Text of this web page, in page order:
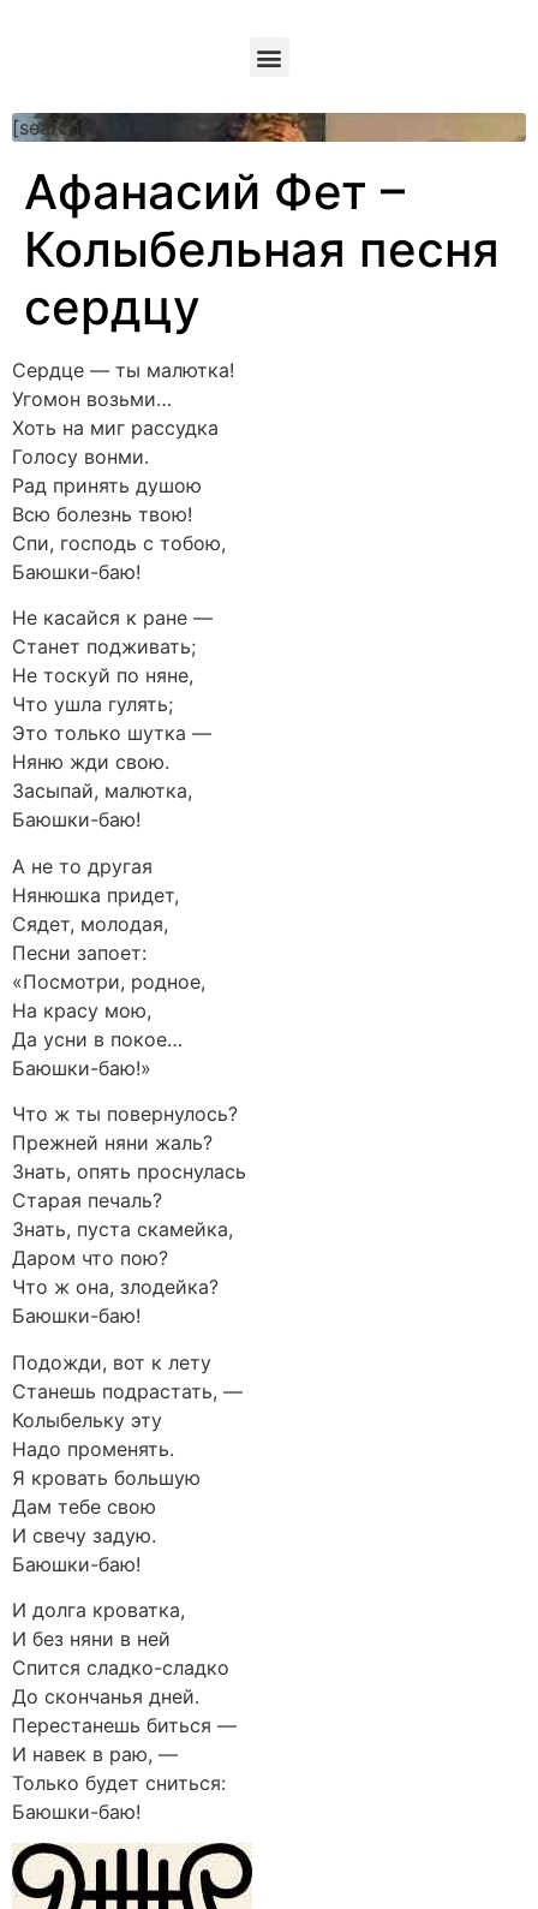
[searchform]
Афанасий Фет –
Колыбельная песня
сердцу
Сердце — ты малютка!
Угомон возьми…
Хоть на миг рассудка
Голосу вонми.
Рад принять душою
Всю болезнь твою!
Спи, господь с тобою,
Баюшки-баю!
Не касайся к ране —
Станет подживать;
Не тоскуй по няне,
Что ушла гулять;
Это только шутка —
Няню жди свою.
Засыпай, малютка,
Баюшки-баю!
А не то другая
Нянюшка придет,
Сядет, молодая,
Песни запоет:
«Посмотри, родное,
На красу мою,
Да усни в покое…
Баюшки-баю!»
Что ж ты повернулось?
Прежней няни жаль?
Знать, опять проснулась
Старая печаль?
Знать, пуста скамейка,
Даром что пою?
Что ж она, злодейка?
Баюшки-баю!
Подожди, вот к лету
Станешь подрастать, —
Колыбельку эту
Надо променять.
Я кровать большую
Дам тебе свою
И свечу задую.
Баюшки-баю!
И долга кроватка,
И без няни в ней
Спится сладко-сладко
До скончанья дней.
Перестанешь биться —
И навек в раю, —
Только будет сниться:
Баюшки-баю!